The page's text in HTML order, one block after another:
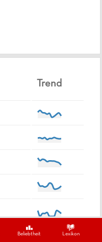
Beliebtheit Lexikon
Trend